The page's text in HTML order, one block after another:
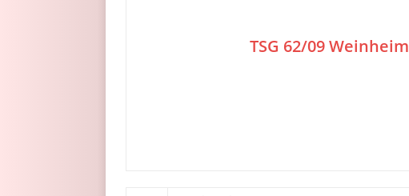
TSG 62/09 Weinheim